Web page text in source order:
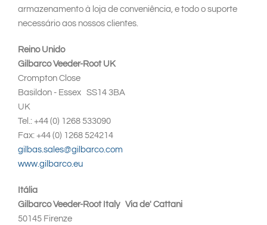
armazenamento à loja de conveniência, e todo o suporte
necessário aos nossos clientes.
Reino Unido
Gilbarco Veeder-Root UK
Crompton Close
Basildon - Essex SS14 3BA
UK
Tel.: +44 (0) 1268 533090
Fax: +44 (0) 1268 524214
gilbas.sales@gilbarco.com
www.gilbarco.eu
Itália
Gilbarco Veeder-Root Italy Via de' Cattani
50145 Firenze